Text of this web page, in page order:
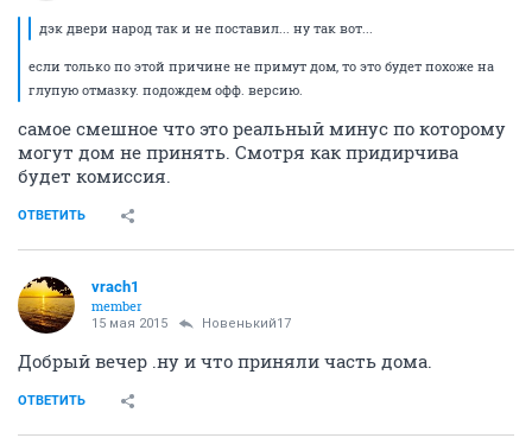
дэк двери народ так и не поставил... ну так вот...
если только по этой причине не примут дом, то это будет похоже на
глупую отмазку. подождем офф. версию.
самое смешное что это реальный минус по которому
могут дом не принять. Смотря как придирчива
будет комиссия.
ОТВЕТИТЬ
vrach1
member
15 мая 2015 Новенький17
Добрый вечер .ну и что приняли часть дома.
ОТВЕТИТЬ